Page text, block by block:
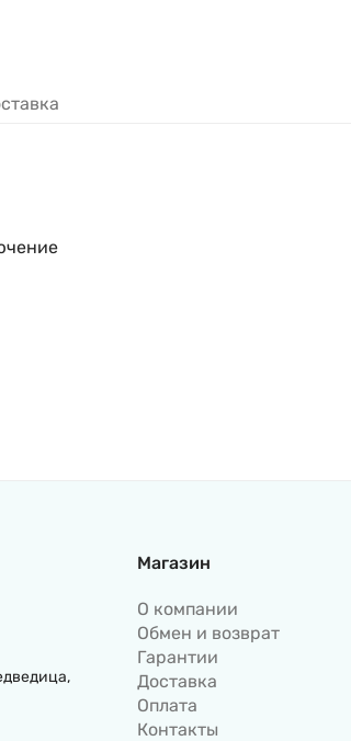
Магазин
О компании
Обмен и возврат
Гарантии
Доставка
Оплата
Контакты